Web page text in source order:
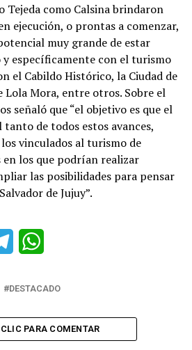
Tejeda como Calsina brindaron
ejecución, o prontas a comenzar,
muy grande de estar
específicamente con el turismo
el Cabildo Histórico, la Ciudad de
Lola Mora, entre otros. Sobre el
señaló que “el objetivo es que el
de todos estos avances,
vinculados al turismo de
los que podrían realizar
las posibilidades para pensar
de Jujuy”.
Telegram
DESTACADO
PARA COMENTAR